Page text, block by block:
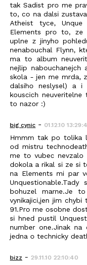
tak Sadist pro me
to, co na dalsi
Atheist tyce,
Elements pro to, ze
uplne z jinyho
nenabouchal Flynn,
ma to album
nejlip nabouchanejch
skola - jen me mrda,
dalsiho neslysel) a i
kouscich
to nazor :)
big cynic - 01.12.10
Hmmm tak po tolika
od mistru
me to vubec
dokola a rikal si ze si
na Elements mi par
bohuzel marne.Je
vynikajici,jen jim
91.Pro me osobne
si hned pustil
number one.Jinak
jedna o technicky
bizz - 29.11.10 22:10:40